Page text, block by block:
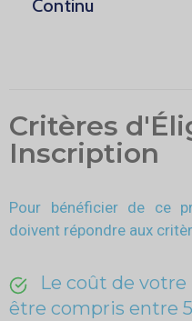
Continu
Critères
Inscription
Pour bénéficier de ce
doivent répondre aux
Le coût de
être compris entre